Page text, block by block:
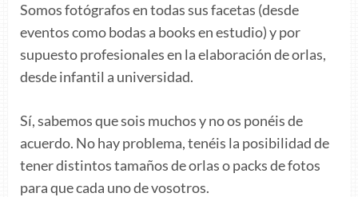
Somos fotógrafos en todas sus facetas (desde
eventos como bodas a books en estudio) y por
supuesto profesionales en la elaboración de orlas,
desde infantil a universidad.
Sí, sabemos que sois muchos y no os ponéis de
acuerdo. No hay problema, tenéis la posibilidad de
tener distintos tamaños de orlas o packs de fotos
para que cada uno de vosotros.